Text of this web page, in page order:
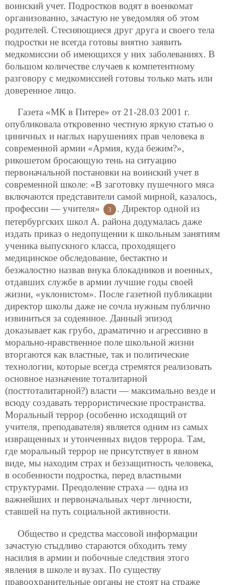
воинский учет. Подростков водят в военкомат
организованно, зачастую не уведомляя об этом
родителей. Стесняющиеся друг друга и своего тела
подростки не всегда готовы внятно заявить
медкомиссии об имеющихся у них заболеваниях. В
большом количестве случаев к компетентному
разговору с медкомиссией готовы только мать или
доверенное лицо.
Газета «МК в Питере» от 21-28.03 2001 г.
опубликовала откровенно честную яркую статью о
циничных и наглых нарушениях прав человека в
современной армии «Армия, куда бежим?»,
рикошетом бросающую тень на ситуацию
первоначальной постановки на воинский учет в
современной школе: «В заготовку пушечного мяса
включаются представители самой мирной, казалось,
профессии — учителя»
3
. Директор одной из
петербургских школ А. района додумалась даже
издать приказ о недопущении к школьным занятиям
ученика выпускного класса, проходящего
медицинское обследование, бестактно и
безжалостно назвав внука блокадников и военных,
отдавших службе в армии лучшие годы своей
жизни, «уклонистом». После газетной публикации
директор школы даже не сочла нужным публично
извиниться за содеянное. Данный эпизод
доказывает как грубо, драматично и агрессивно в
морально-нравственное поле школьной жизни
вторгаются как властные, так и политические
технологии, которые всегда стремятся реализовать
основное назначение тоталитарной
(посттоталитарной?) власти — максимально везде и
всюду создавать террористические пространства.
Моральный террор (особенно исходящий от
учителя, преподавателя) является одним из самых
извращенных и утонченных видов террора. Там,
где моральный террор не присутствует в явном
виде, мы находим страх и беззащитность человека,
в особенности подростка, перед властными
структурами. Преодоление страха — одна из
важнейших и первоначальных черт личности,
ставшей на путь социальной активности.
Общество и средства массовой информации
зачастую стыдливо стараются обходить тему
насилия в армии и побочные следствия этого
явления в школе и вузах. По существу
правоохранительные органы не стоят на страже